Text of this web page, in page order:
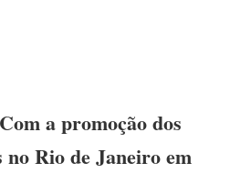
a promoção dos
no Rio de Janeiro em